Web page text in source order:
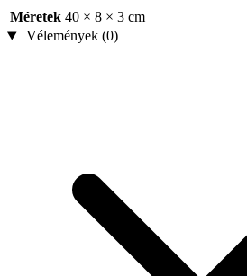
Méretek 40 × 8 × 3 cm
Vélemények (0)